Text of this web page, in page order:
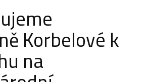
Korbelové k
na